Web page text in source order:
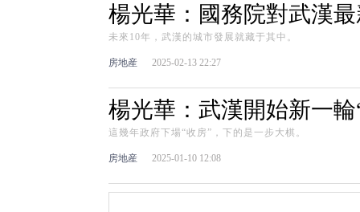
楊光華：國務院對武漢
未來10年，武漢的城市發展就藏于其中。
房地産 2025-02-13 22:27
楊光華：武漢開始新一輪
這幾年政府下場“收房”，下的是一步大棋。
房地産 2025-01-10 12:08